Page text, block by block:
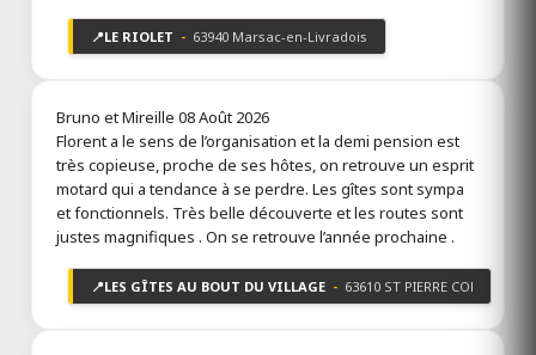
Chambres & table d'hôtes - Gîte
HÔTEL LE PARIOU***
Ouvert
Issoire 63500
Puy-de-Dôme
Hôtel*** Le Pariou
Toutes les infos
📍LE RIOLET - 63940 Marsac-en-Livradois
Bruno et Mireille 08 Août 2026
Florent a le sens de l’organisation et la demi pension est
très copieuse, proche de ses hôtes, on retrouve un esprit
motard qui a tendance à se perdre. Les gîtes sont sympa
et fonctionnels. Très belle découverte et les routes sont
justes magnifiques . On se retrouve l’année prochaine .
📍LES GÎTES AU BOUT DU VILLAGE - 63610 ST PIERRE COLAMINE